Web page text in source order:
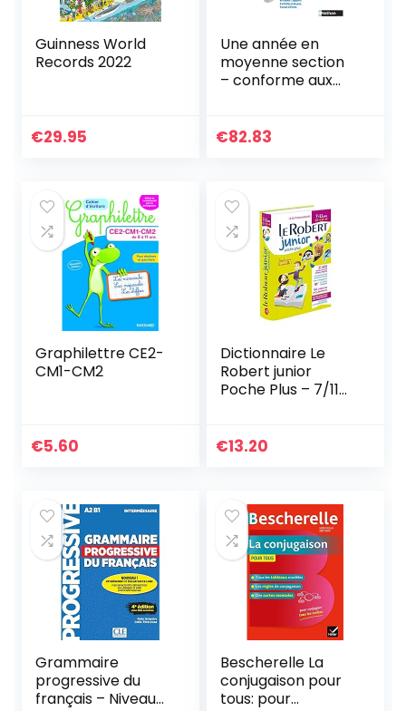
Guinness World
Records 2022
€29.95
Une année en
moyenne section
– conforme aux
€82.83
Graphilettre CE2-
CM1-CM2
€5.60
Dictionnaire Le
Robert junior
Poche Plus – 7/11
€13.20
Grammaire
progressive du
français – Niveau
Bescherelle La
conjugaison pour
tous: pour